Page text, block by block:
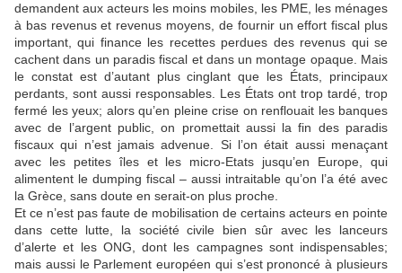
demandent aux acteurs les moins mobiles, les PME, les ménages
à bas revenus et revenus moyens, de fournir un effort fiscal plus
important, qui finance les recettes perdues des revenus qui se
cachent dans un paradis fiscal et dans un montage opaque. Mais
le constat est d’autant plus cinglant que les États, principaux
perdants, sont aussi responsables. Les États ont trop tardé, trop
fermé les yeux; alors qu’en pleine crise on renflouait les banques
avec de l’argent public, on promettait aussi la fin des paradis
fiscaux qui n’est jamais advenue. Si l’on était aussi menaçant
avec les petites îles et les micro-Etats jusqu’en Europe, qui
alimentent le dumping fiscal – aussi intraitable qu’on l’a été avec
la Grèce, sans doute en serait-on plus proche.
Et ce n’est pas faute de mobilisation de certains acteurs en pointe
dans cette lutte, la société civile bien sûr avec les lanceurs
d’alerte et les ONG, dont les campagnes sont indispensables;
mais aussi le Parlement européen qui s’est prononcé à plusieurs